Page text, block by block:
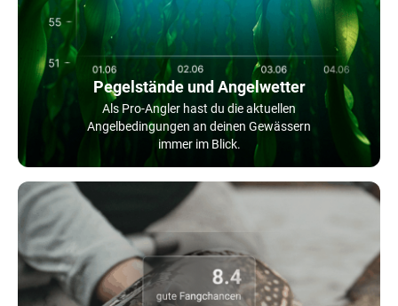
Pegelstände und Angelwetter
Als Pro-Angler hast du die aktuellen
Angelbedingungen an deinen Gewässern
immer im Blick.